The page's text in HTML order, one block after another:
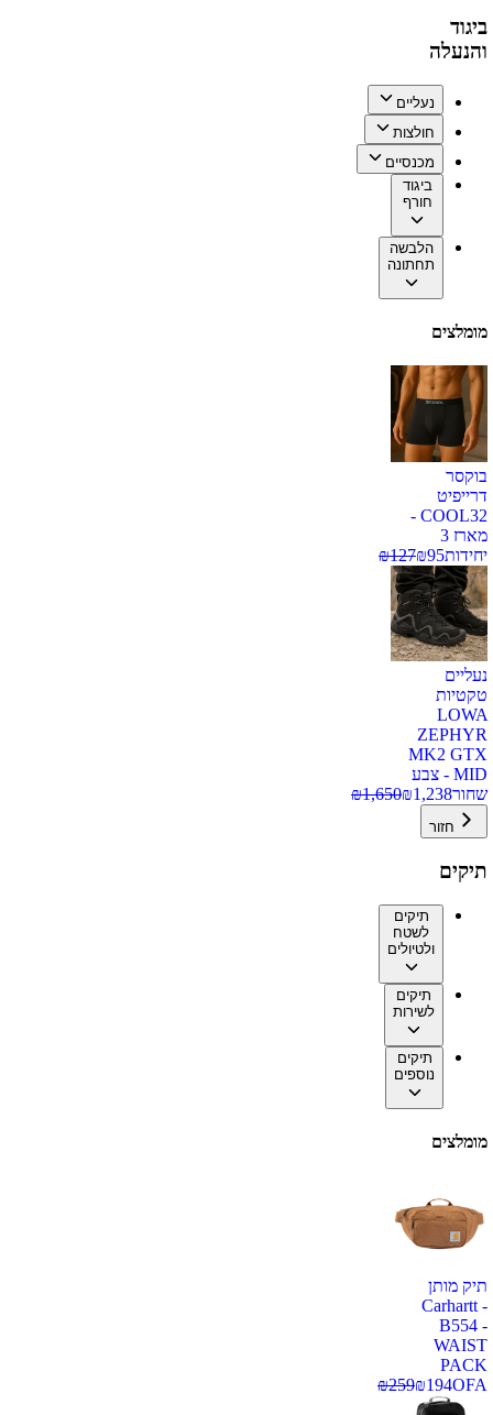
ביגוד
והנעלה
נעליים
חולצות
מכנסיים
ביגוד
חורף
הלבשה
תחתונה
מומלצים
בוקסר
דרייפיט
COOL32 -
מארז 3
יחידות
₪95
₪127
נעליים
טקטיות
LOWA
ZEPHYR
MK2 GTX
MID - צבע
שחור
₪1,238
₪1,650
חזור
תיקים
תיקים
לשטח
ולטיולים
תיקים
לשירות
תיקים
נוספים
מומלצים
תיק מותן
Carhartt -
B554 -
WAIST
PACK
OFA
₪194
₪259